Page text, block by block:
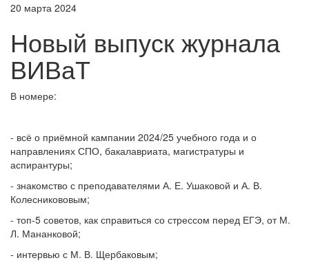
20 марта 2024
Новый выпуск журнала
ВИВаТ
В номере:
- всё о приёмной кампании 2024/25 учебного года и о
направлениях СПО, бакалавриата, магистратуры и
аспирантуры;
- знакомство с преподавателями А. Е. Ушаковой и А. В.
Колесникововым;
- топ-5 советов, как справиться со стрессом перед ЕГЭ, от М.
Л. Мананковой;
- интервью с М. В. Щербаковым;